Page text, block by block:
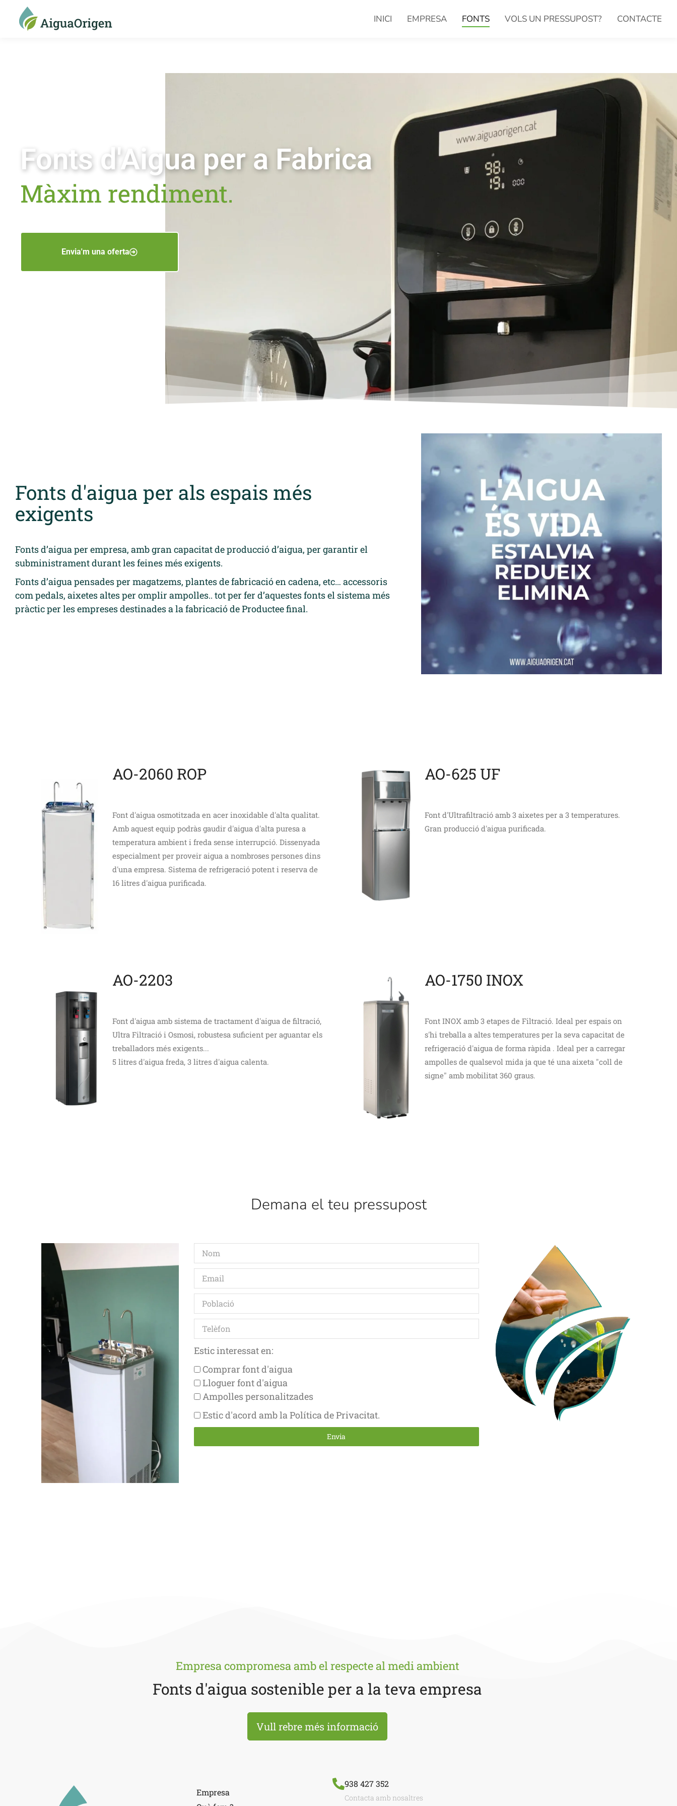
INICI EMPRESA FONTS VOLS UN PRESSUPOST? CONTACTE
Fonts d'Aigua per a Fabrica
Màxim rendiment.
Envia'm una oferta
Fonts d'aigua per als espais més
exigents
Fonts d’aigua per empresa, amb gran capacitat de producció d’aigua, per garantir el
subministrament durant les feines més exigents.
Fonts d’aigua pensades per magatzems, plantes de fabricació en cadena, etc… accessoris
com pedals, aixetes altes per omplir ampolles.. tot per fer d’aquestes fonts el sistema més
pràctic per les empreses destinades a la fabricació de Productee final.
AO-2060 ROP
Font d'aigua osmotitzada en acer inoxidable d'alta qualitat.
Amb aquest equip podràs gaudir d'aigua d'alta puresa a
temperatura ambient i freda sense interrupció. Dissenyada
especialment per proveir aigua a nombroses persones dins
d'una empresa. Sistema de refrigeració potent i reserva de
16 litres d'aigua purificada.
AO-625 UF
Font d'Ultrafiltració amb 3 aixetes per a 3 temperatures.
Gran producció d'aigua purificada.
AO-2203
Font d'aigua amb sistema de tractament d'aigua de filtració,
Ultra Filtració i Osmosi, robustesa suficient per aguantar els
treballadors més exigents...
5 litres d'aigua freda, 3 litres d'aigua calenta.
AO-1750 INOX
Font INOX amb 3 etapes de Filtració. Ideal per espais on
s'hi treballa a altes temperatures per la seva capacitat de
refrigeració d'aigua de forma ràpida . Ideal per a carregar
ampolles de qualsevol mida ja que té una aixeta "coll de
signe" amb mobilitat 360 graus.
Demana el teu pressupost
Estic interessat en:
Comprar font d'aigua
Lloguer font d'aigua
Ampolles personalitzades
Estic d'acord amb la Política de Privacitat.
Envia
Empresa compromesa amb el respecte al medi ambient
Fonts d'aigua sostenible per a la teva empresa
Vull rebre més informació
Empresa
938 427 352
Contacta amb nosaltres